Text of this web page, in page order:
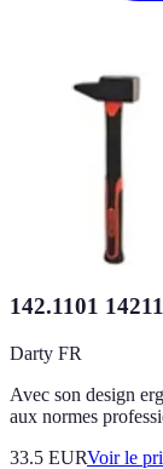
142.1101
Darty FR
Avec son design
aux normes
33.5 EURVoir le